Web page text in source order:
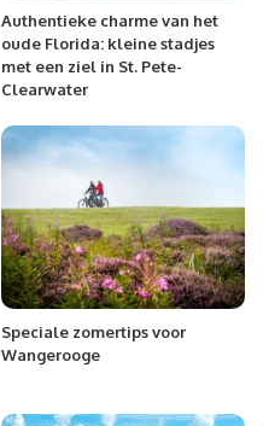
Authentieke charme van het
oude Florida: kleine stadjes
met een ziel in St. Pete-
Clearwater
Speciale zomertips voor
Wangerooge